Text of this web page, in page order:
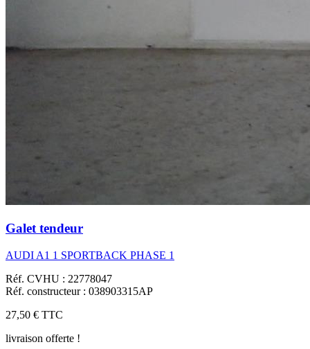
Galet tendeur
AUDI A1 1 SPORTBACK PHASE 1
Réf. CVHU : 22778047
Réf. constructeur : 038903315AP
27,50 € TTC
livraison offerte !